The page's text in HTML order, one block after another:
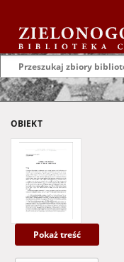
OBIEKT
Pokaż treść